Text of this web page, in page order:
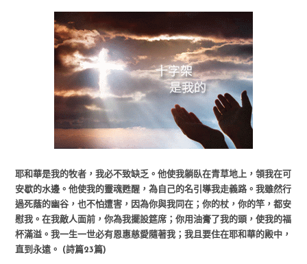
耶和華是我的牧者，我必不致缺乏。他使我躺臥在青草地上，領我在可
安歇的水邊。他使我的靈魂甦醒，為自己的名引導我走義路。我雖然行
過死蔭的幽谷，也不怕遭害，因為你與我同在；你的杖，你的竿，都安
慰我。在我敵人面前，你為我擺設筵席；你用油膏了我的頭，使我的福
杯滿溢。我一生一世必有恩惠慈愛隨著我；我且要住在耶和華的殿中，
直到永遠。 (詩篇23篇)